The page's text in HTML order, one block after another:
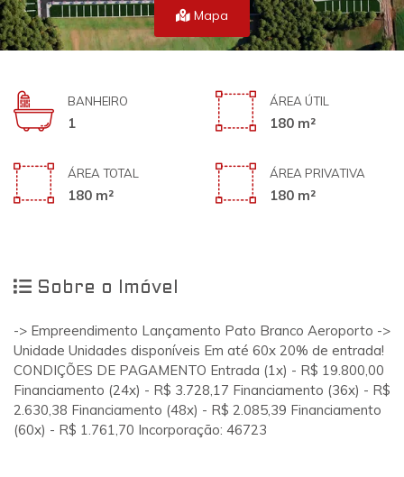
Mapa
BANHEIRO
1
ÁREA ÚTIL
180 m²
ÁREA TOTAL
180 m²
ÁREA PRIVATIVA
180 m²
Sobre o Imóvel
-> Empreendimento Lançamento Pato Branco Aeroporto ->
Unidade Unidades disponíveis Em até 60x 20% de entrada!
CONDIÇÕES DE PAGAMENTO Entrada (1x) - R$ 19.800,00
Financiamento (24x) - R$ 3.728,17 Financiamento (36x) - R$
2.630,38 Financiamento (48x) - R$ 2.085,39 Financiamento
(60x) - R$ 1.761,70 Incorporação: 46723